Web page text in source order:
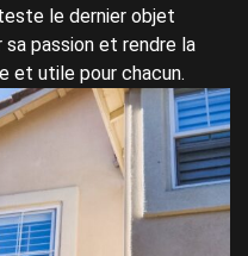
le dernier objet
passion et rendre la
et utile pour chacun.